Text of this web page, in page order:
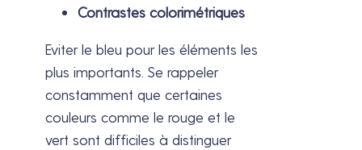
Contrastes colorimétriques
Eviter le bleu pour les éléments les
plus importants. Se rappeler
constamment que certaines
couleurs comme le rouge et le
vert sont difficiles à distinguer